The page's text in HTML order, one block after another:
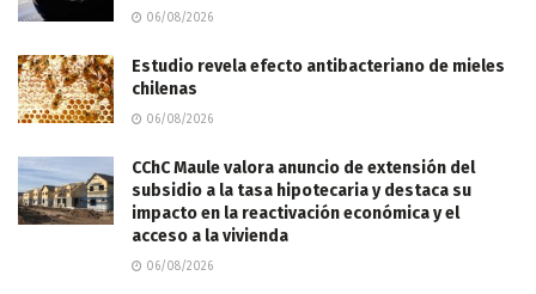
06/08/2026
Estudio revela efecto antibacteriano de mieles
chilenas
06/08/2026
CChC Maule valora anuncio de extensión del
subsidio a la tasa hipotecaria y destaca su
impacto en la reactivación económica y el
acceso a la vivienda
06/08/2026